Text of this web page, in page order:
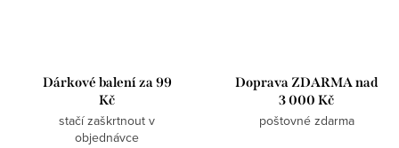
Dárkové balení za 99
Kč
stačí zaškrtnout v
objednávce
Doprava ZDARMA nad
3 000 Kč
poštovné zdarma